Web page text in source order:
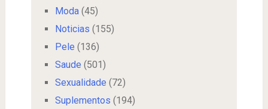
Moda(45)
Noticias (155)
Pele (136)
Saude (501)
Sexualidade (72)
Suplementos (194)